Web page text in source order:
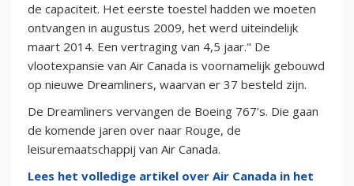
de capaciteit. Het eerste toestel hadden we moeten
ontvangen in augustus 2009, het werd uiteindelijk
maart 2014. Een vertraging van 4,5 jaar." De
vlootexpansie van Air Canada is voornamelijk gebouwd
op nieuwe Dreamliners, waarvan er 37 besteld zijn.
De Dreamliners vervangen de Boeing 767’s. Die gaan
de komende jaren over naar Rouge, de
leisuremaatschappij van Air Canada.
Lees het volledige artikel over Air Canada in het